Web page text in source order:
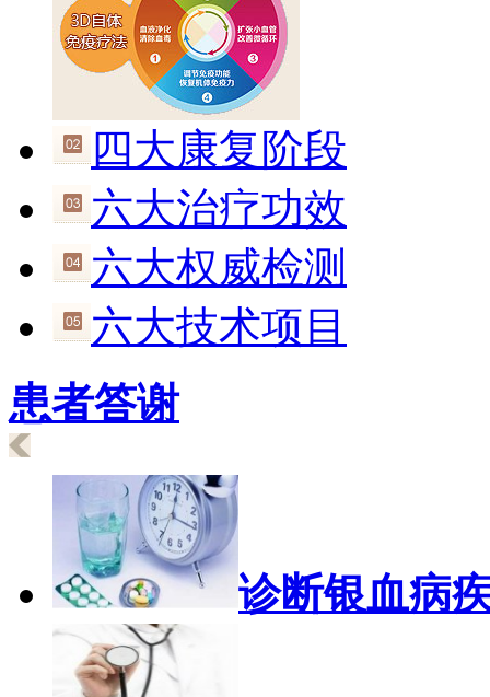
四大康复阶段
六大治疗功效
六大权威检测
六大技术项目
患者答谢
诊断银血病